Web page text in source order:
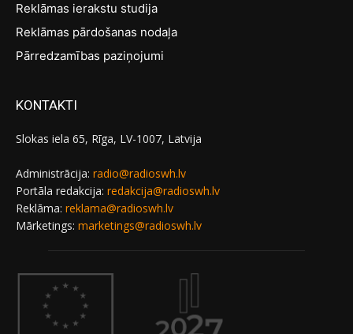
Reklāmas ierakstu studija
Reklāmas pārdošanas nodaļa
Pārredzamības paziņojumi
KONTAKTI
Slokas iela 65, Rīga, LV-1007, Latvija
Administrācija: radio@radioswh.lv
Portāla redakcija: redakcija@radioswh.lv
Reklāma: reklama@radioswh.lv
Mārketings: marketings@radioswh.lv